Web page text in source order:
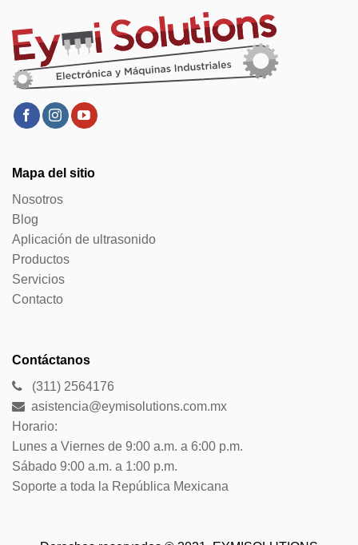
Mapa del sitio
Nosotros
Blog
Aplicación de ultrasonido
Productos
Servicios
Contacto
Contáctanos
(311) 2564176
asistencia@eymisolutions.com.mx
Horario:
Lunes a Viernes de 9:00 a.m. a 6:00 p.m.
Sábado 9:00 a.m. a 1:00 p.m.
Soporte a toda la República Mexicana